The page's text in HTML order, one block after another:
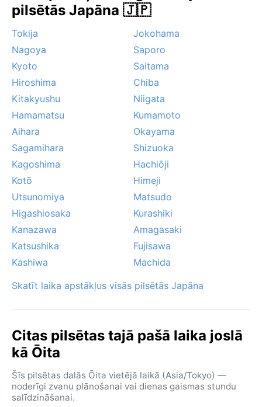
pilsētās Japāna 🇯🇵
Tokija
Jokohama
Nagoya
Saporo
Kyoto
Saitama
Hiroshima
Chiba
Kitakyushu
Niigata
Hamamatsu
Kumamoto
Aihara
Okayama
Sagamihara
Shizuoka
Kagoshima
Hachiōji
Kotō
Himeji
Utsunomiya
Matsudo
Higashiosaka
Kurashiki
Kanazawa
Amagasaki
Katsushika
Fujisawa
Kashiwa
Machida
Skatīt laika apstākļus visās pilsētās Japāna
Citas pilsētas tajā pašā laika joslā
kā Ōita
Šīs pilsētas dalās Ōita vietējā laikā (Asia/Tokyo) —
noderīgi zvanu plānošanai vai dienas gaismas stundu
salīdzināšanai.